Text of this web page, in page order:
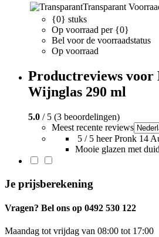
Transparant
{0} stuks
Op voorraad per {0}
Bel voor de voorraadstatus
Op voorraad
Productreviews voor
Wijnglas 290 ml
5.0 / 5 (3 beoordelingen)
Meest recente reviews
5 / 5 heer Pronk 14
Mooie glazen met
Je prijsberekening
Vragen? Bel ons op 0492 530 122
Maandag tot vrijdag van 08:00 tot 17:00